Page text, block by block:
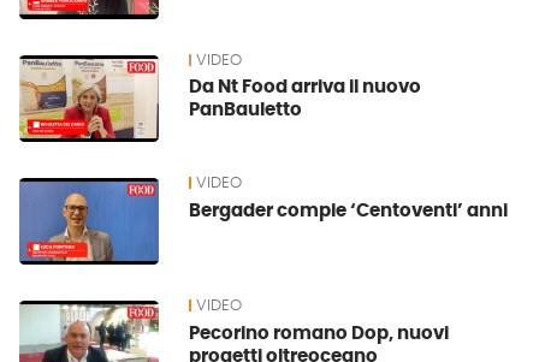
VIDEO
Da Nt Food arriva il nuovo
PanBauletto
VIDEO
Bergader compie ‘Centoventi’ anni
VIDEO
Pecorino romano Dop, nuovi
progetti oltreoceano